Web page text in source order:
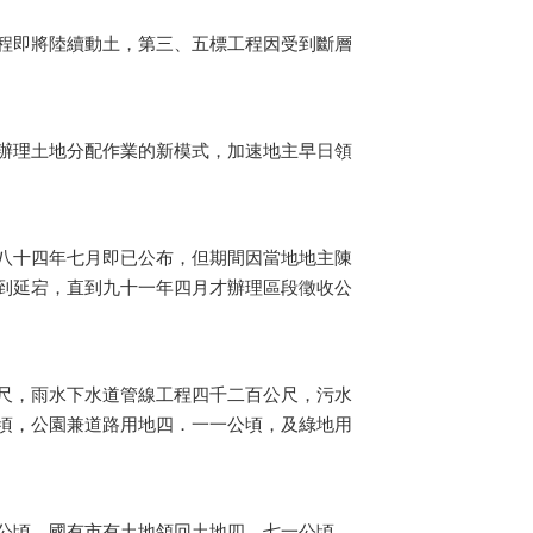
將陸續動土，第三、五標工程因受到斷層
土地分配作業的新模式，加速地主早日領
四年七月即已公布，但期間因當地地主陳
延宕，直到九十一年四月才辦理區段徵收公
雨水下水道管線工程四千二百公尺，污水
，公園兼道路用地四．一一公頃，及綠地用